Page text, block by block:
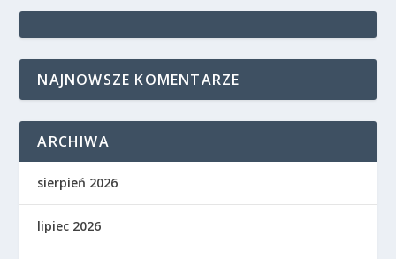
NAJNOWSZE KOMENTARZE
ARCHIWA
sierpień 2026
lipiec 2026